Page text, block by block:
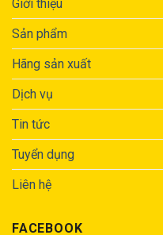
Giới thiệu
Sản phẩm
Hãng sản xuất
Dịch vụ
Tin tức
Tuyển dụng
Liên hệ
FACEBOOK